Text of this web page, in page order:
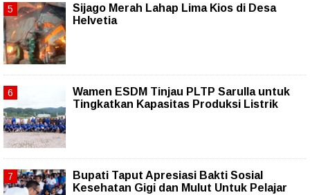
Sijago Merah Lahap Lima Kios di Desa
Helvetia
Wamen ESDM Tinjau PLTP Sarulla untuk
Tingkatkan Kapasitas Produksi Listrik
Bupati Taput Apresiasi Bakti Sosial
Kesehatan Gigi dan Mulut Untuk Pelajar